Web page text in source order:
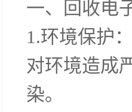
一、回收电
1.环境保护
对环境造成
染。